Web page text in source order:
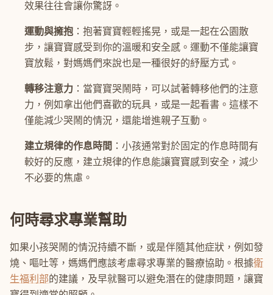
效果往往會讓你驚訝。
運動與擁抱 ：抱著寶寶輕輕搖晃，或是一起在公園散
步，讓寶寶感受到你的溫暖和安全感。運動不僅能讓寶
寶放鬆，對媽媽們來說也是一種很好的紓壓方式。
轉移注意力 ：當寶寶哭鬧時，可以試著轉移他們的注意
力，例如拿出他們喜歡的玩具，或是一起看書。這樣不
僅能減少哭鬧的情況，還能增進親子互動。
建立規律的作息時間 ：小孩通常對於固定的作息時間有
較好的反應，建立規律的作息能讓寶寶感到安全，減少
不必要的焦慮。
何時尋求專業幫助
如果小孩哭鬧的情況持續不斷，或是伴隨其他症狀，例如發
燒、嘔吐等，媽媽們應該考慮尋求專業的醫療協助。根據衛
生福利部的建議，及早就醫可以避免潛在的健康問題，讓寶